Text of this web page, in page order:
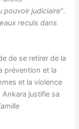
pouvoir judiciaire”.
reculs dans
de se retirer de la
prévention et la
et la violence
justifie sa